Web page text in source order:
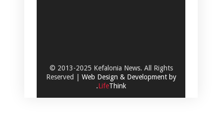
© 2013-2025 Kefalonia News. All Rights
Reserved | Web Design & Development by
.LifeThink